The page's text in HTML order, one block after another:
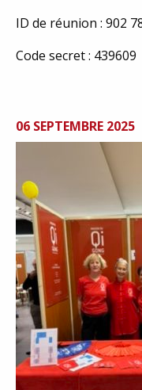
ID de réunion : 902
Code secret : 439609
06 SEPTEMBRE 2025